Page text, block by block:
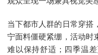
当下都市人群的日常穿搭
宁面料僵硬紧绷，活动时
难以保持舒适；四季温